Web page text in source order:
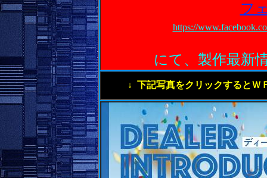
フ
https://
にて、製作最新
↓ 下記写真をクリックするとＷ